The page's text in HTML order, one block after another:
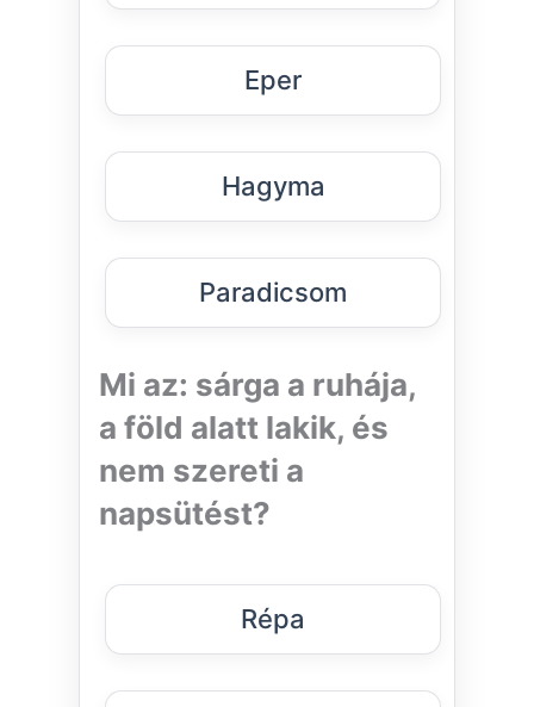
Eper
Hagyma
Paradicsom
Mi az: sárga a ruhája,
a föld alatt lakik, és
nem szereti a
napsütést?
Répa